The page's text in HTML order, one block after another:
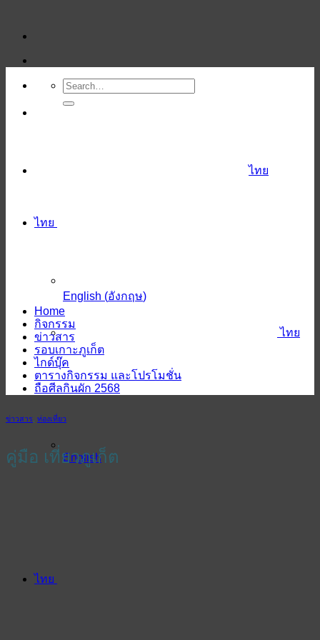
เนื้อหา
ไทย
ไทย
English
ไทย
ไทย
English (อังกฤษ)
Home
กิจกรรม
ข่าวสาร
รอบเกาะภูเก็ต
ไกด์บุ๊ค
ตารางกิจกรรม และโปรโมชั่น
ถือศีลกินผัก 2568
ข่าวสาร ท่องเที่ยว
คู่มือ เที่ยวภูเก็ต